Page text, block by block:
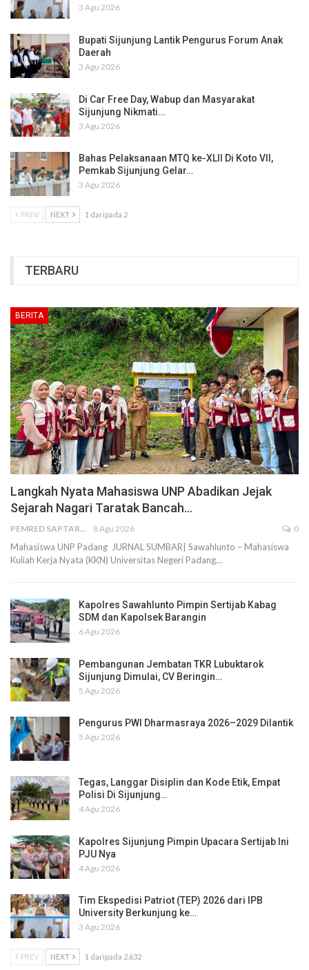
3 Agu 2026
Bupati Sijunjung Lantik Pengurus Forum Anak
Daerah
3 Agu 2026
Di Car Free Day, Wabup dan Masyarakat
Sijunjung Nikmati…
3 Agu 2026
Bahas Pelaksanaan MTQ ke-XLII Di Koto VII,
Pemkab Sijunjung Gelar…
3 Agu 2026
PREV NEXT 1 daripada 2
TERBARU
BERITA
Langkah Nyata Mahasiswa UNP Abadikan Jejak
Sejarah Nagari Taratak Bancah…
PEMRED SAPTARIUS 8 Agu 2026 0
Mahasiswa UNP Padang JURNAL SUMBAR| Sawahlunto – Mahasiswa
Kuliah Kerja Nyata (KKN) Universitas Negeri Padang…
Kapolres Sawahlunto Pimpin Sertijab Kabag
SDM dan Kapolsek Barangin
6 Agu 2026
Pembangunan Jembatan TKR Lubuktarok
Sijunjung Dimulai, CV Beringin…
5 Agu 2026
Pengurus PWI Dharmasraya 2026–2029 Dilantik
5 Agu 2026
Tegas, Langgar Disiplin dan Kode Etik, Empat
Polisi Di Sijunjung…
4 Agu 2026
Kapolres Sijunjung Pimpin Upacara Sertijab Ini
PJU Nya
4 Agu 2026
Tim Ekspedisi Patriot (TEP) 2026 dari IPB
University Berkunjung ke…
3 Agu 2026
PREV NEXT 1 daripada 2,632